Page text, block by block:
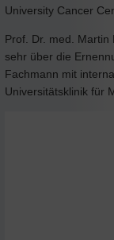
University Cancer
Prof. Dr. med. Martin
sehr über die
Fachmann mit
Universitätsklinik für